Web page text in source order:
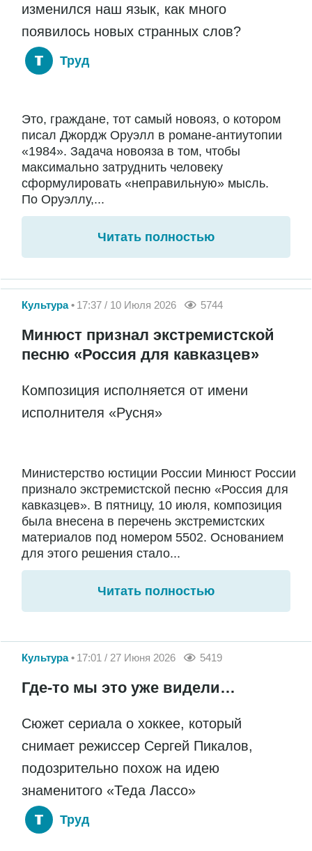
изменился наш язык, как много
появилось новых странных слов?
Труд
Это, граждане, тот самый новояз, о котором
писал Джордж Оруэлл в романе-антиутопии
«1984». Задача новояза в том, чтобы
максимально затруднить человеку
сформулировать «неправильную» мысль.
По Оруэллу,...
Читать полностью
Культура 17:37 / 10 Июля 2026 5744
Минюст признал экстремистской
песню «Россия для кавказцев»
Композиция исполняется от имени
исполнителя «Русня»
Министерство юстиции России Минюст России
признало экстремистской песню «Россия для
кавказцев». В пятницу, 10 июля, композиция
была внесена в перечень экстремистских
материалов под номером 5502. Основанием
для этого решения стало...
Читать полностью
Культура 17:01 / 27 Июня 2026 5419
Где-то мы это уже видели…
Сюжет сериала о хоккее, который
снимает режиссер Сергей Пикалов,
подозрительно похож на идею
знаменитого «Теда Лассо»
Труд